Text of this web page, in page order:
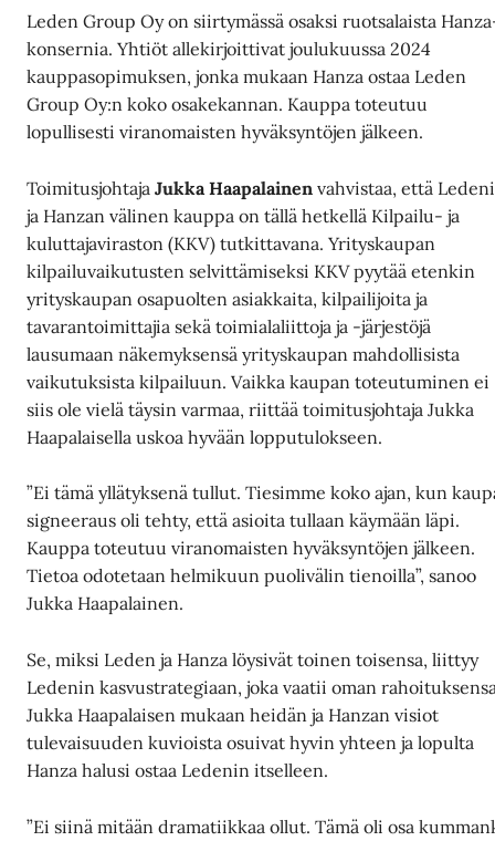
Leden Group Oy on siirtymässä osaksi ruotsalaista
konsernia. Yhtiöt allekirjoittivat joulukuussa 2024
kauppasopimuksen, jonka mukaan Hanza ostaa Leden
Group Oy:n koko osakekannan. Kauppa toteutuu
lopullisesti viranomaisten hyväksyntöjen jälkeen.
ToimitusjohtajaJukka Haapalainen vahvistaa, että
ja Hanzan välinen kauppa on tällä hetkellä Kilpailu- ja
kuluttajaviraston (KKV) tutkittavana. Yrityskaupan
kilpailuvaikutusten selvittämiseksi KKV pyytää etenkin
yrityskaupan osapuolten asiakkaita, kilpailijoita ja
tavarantoimittajia sekä toimialaliittoja ja -järjestöjä
lausumaan näkemyksensä yrityskaupan mahdollisista
vaikutuksista kilpailuun. Vaikka kaupan toteutuminen ei
siis ole vielä täysin varmaa, riittää toimitusjohtaja Jukka
Haapalaisella uskoa hyvään lopputulokseen.
”Ei tämä yllätyksenä tullut. Tiesimme koko ajan, kun
signeeraus oli tehty, että asioita tullaan käymään läpi.
Kauppa toteutuu viranomaisten hyväksyntöjen jälkeen.
Tietoa odotetaan helmikuun puolivälin tienoilla”, sanoo
Jukka Haapalainen.
Se, miksi Leden ja Hanza löysivät toinen toisensa, liittyy
Ledenin kasvustrategiaan, joka vaatii oman
Jukka Haapalaisen mukaan heidän ja Hanzan visiot
tulevaisuuden kuvioista osuivat hyvin yhteen ja lopulta
Hanza halusi ostaa Ledenin itselleen.
”Ei siinä mitään dramatiikkaa ollut. Tämä oli osa